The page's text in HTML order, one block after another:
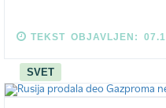
TEKST OBJAVLJEN:
SVET